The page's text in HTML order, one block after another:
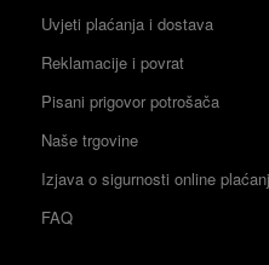
Uvjeti plaćanja i dostava
Reklamacije i povrat
Pisani prigovor potrošača
Naše trgovine
Izjava o sigurnosti online
FAQ